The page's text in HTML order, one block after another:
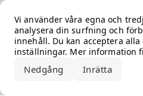
Vi använder våra egna och
analysera din surfning och
innehåll. Du kan acceptera
inställningar. Mer information
Nedgång Inrätta
Error